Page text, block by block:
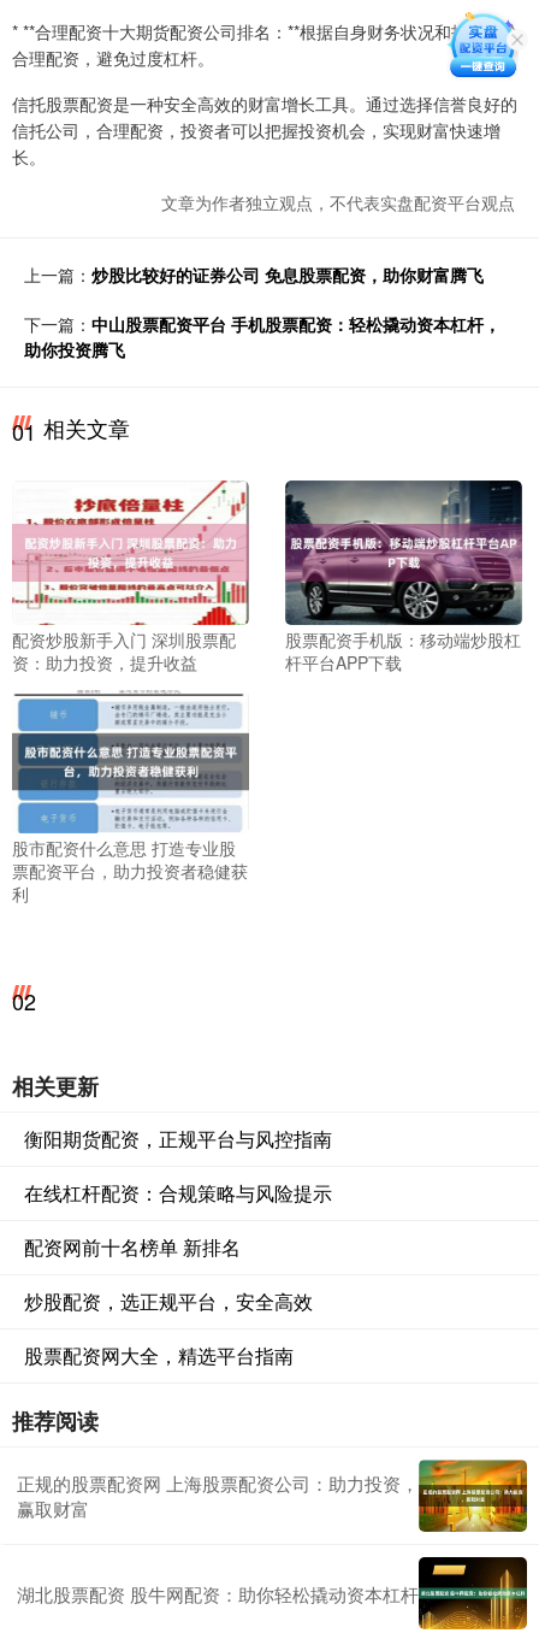
* **合理配资十大期货配资公司排名：**根据自身财务状况和投资经验
合理配资，避免过度杠杆。
信托股票配资是一种安全高效的财富增长工具。通过选择信誉良好的
信托公司，合理配资，投资者可以把握投资机会，实现财富快速增
长。
文章为作者独立观点，不代表实盘配资平台观点
上一篇： 炒股比较好的证券公司 免息股票配资，助你财富腾飞
下一篇： 中山股票配资平台 手机股票配资：轻松撬动资本杠杆，
助你投资腾飞
01 相关文章
配资炒股新手入门 深圳股票配
资：助力投资，提升收益
股票配资手机版：移动端炒股杠
杆平台APP下载
股市配资什么意思 打造专业股
票配资平台，助力投资者稳健获
利
02
相关更新
衡阳期货配资，正规平台与风控指南
在线杠杆配资：合规策略与风险提示
配资网前十名榜单 新排名
炒股配资，选正规平台，安全高效
股票配资网大全，精选平台指南
推荐阅读
正规的股票配资网 上海股票配资公司：助力投资，
赢取财富
湖北股票配资 股牛网配资：助你轻松撬动资本杠杆